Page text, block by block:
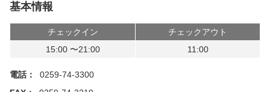
基本情報
チェックイン
チェックアウト
15:00 〜21:00
11:00
電話：
0259-74-3300